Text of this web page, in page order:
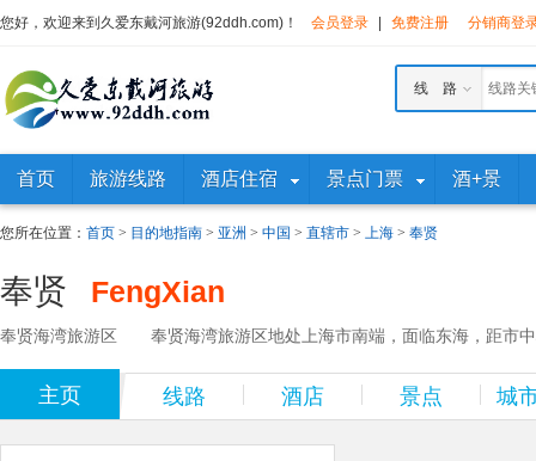
您好，欢迎来到久爱东戴河旅游(92ddh.com)！ 会员登录 免费注册 分销商登
线 路
首页 旅游线路 酒店住宿 景点门票 酒+景
您所在位置： 首页 > 目的地指南 > 亚洲 > 中国 > 直辖市 > 上海 > 奉贤
奉贤 FengXian
奉贤海湾旅游区 奉贤海湾旅游区地处上海市南端，面临东海，距市
主页 线路 酒店 景点 城